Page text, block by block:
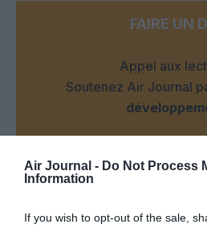
Air Journal - Do Not Process
Information
If you wish to opt-out of the sale,
FAIRE UN
Appel aux
Soutenez Air Journal
NOUS